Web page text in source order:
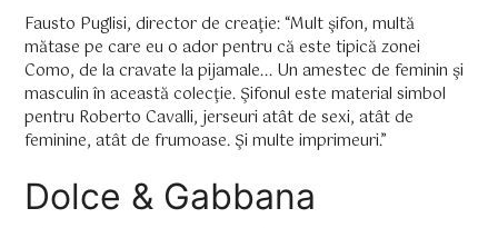
Fausto Puglisi, director de creaţie: “Mult şifon, multă
mătase pe care eu o ador pentru că este tipică zonei
Como, de la cravate la pijamale... Un amestec de feminin şi
masculin în această colecţie. Şifonul este material simbol
pentru Roberto Cavalli, jerseuri atât de sexi, atât de
feminine, atât de frumoase. Şi multe imprimeuri.”
Dolce & Gabbana